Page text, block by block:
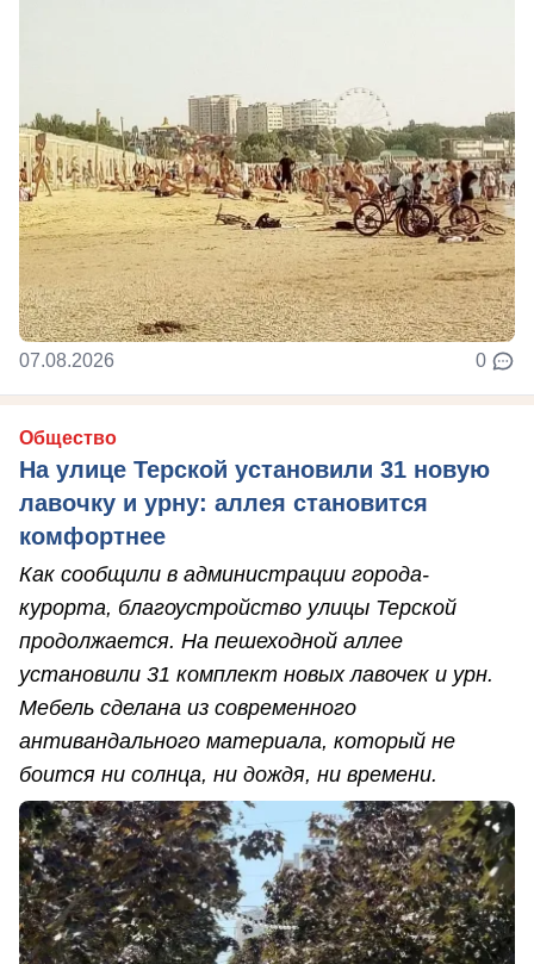
07.08.2026 0
Общество
На улице Терской установили 31 новую
лавочку и урну: аллея становится
комфортнее
Как сообщили в администрации города-
курорта, благоустройство улицы Терской
продолжается. На пешеходной аллее
установили 31 комплект новых лавочек и урн.
Мебель сделана из современного
антивандального материала, который не
боится ни солнца, ни дождя, ни времени.